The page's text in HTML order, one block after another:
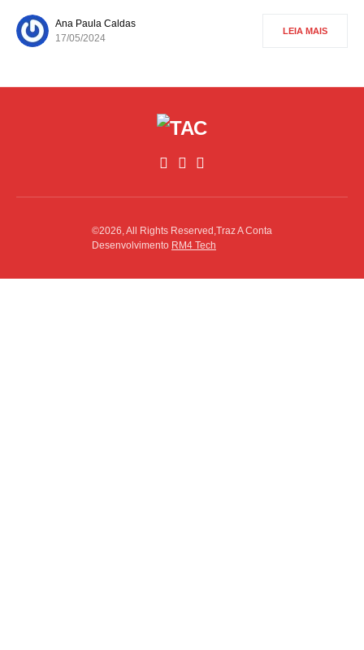
Ana Paula Caldas
17/05/2024
LEIA MAIS
©2026, All Rights Reserved,Traz A Conta
Desenvolvimento RM4 Tech